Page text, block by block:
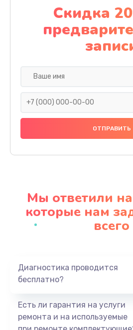
Замена
1100 руб.
Заказать
Замена
1000 руб.
Заказать
Заказать
Скидка
Мы ответили
которые нам
всего
Диагностика проводится
бесплатно?
Есть ли гарантия на услуги
ремонта и на используемые